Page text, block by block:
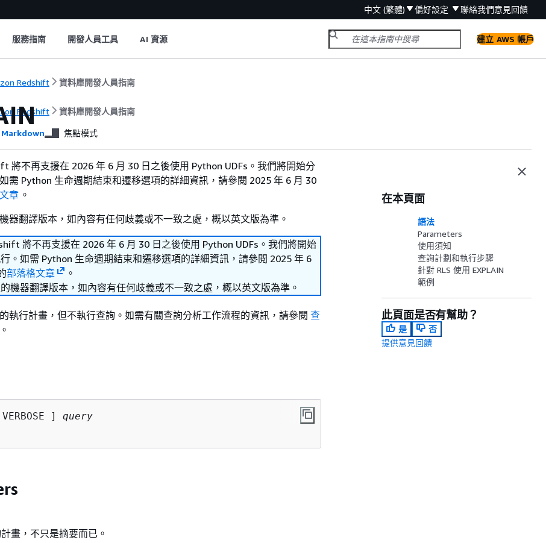
中文 (繁體) 偏好設定 聯絡我們意見回饋
服務指南 開發人員工具 AI 資源 建立 AWS 帳戶
Redshift 資料庫開發人員指南
Redshift 資料庫開發人員指南
Markdown 焦點模式
將不再支援在 2026 年 6 月 30 日之後使用 Python UDFs。我們將開始分
需 Python 生命週期結束和遷移選項的詳細資訊，請參閱 2025 年 6 月 30
章 。
器翻譯版本，如內容有任何歧義或不一致之處，概以英文版為準。
將不再支援在 2026 年 6 月 30 日之後使用 Python UDFs。我們將開始
。如需 Python 生命週期結束和遷移選項的詳細資訊，請參閱 2025 年 6
部落格文章
。
機器翻譯版本，如內容有任何歧義或不一致之處，概以英文版為準。
執行計畫，但不執行查詢。如需有關查詢分析工作流程的資訊，請參閱 查
。
] query
畫，不只是摘要而已。
在本頁面
語法
Parameters
使用須知
查詢計劃和執行步驟
針對 RLS 使用 EXPLAIN
範例
此頁面是否有幫助？
是
否
提供意見回饋